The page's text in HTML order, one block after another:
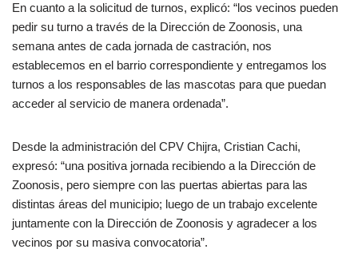
En cuanto a la solicitud de turnos, explicó: “los vecinos pueden
pedir su turno a través de la Dirección de Zoonosis, una
semana antes de cada jornada de castración, nos
establecemos en el barrio correspondiente y entregamos los
turnos a los responsables de las mascotas para que puedan
acceder al servicio de manera ordenada”.
Desde la administración del CPV Chijra, Cristian Cachi,
expresó: “una positiva jornada recibiendo a la Dirección de
Zoonosis, pero siempre con las puertas abiertas para las
distintas áreas del municipio; luego de un trabajo excelente
juntamente con la Dirección de Zoonosis y agradecer a los
vecinos por su masiva convocatoria”.